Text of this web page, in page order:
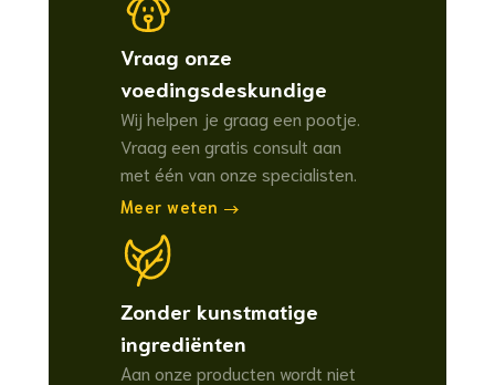
Vraag onze
voedingsdeskundige
Wij helpen je graag een pootje.
Vraag een gratis consult aan
met één van onze specialisten.
Meer weten
Zonder kunstmatige
ingrediënten
Aan onze producten wordt niet